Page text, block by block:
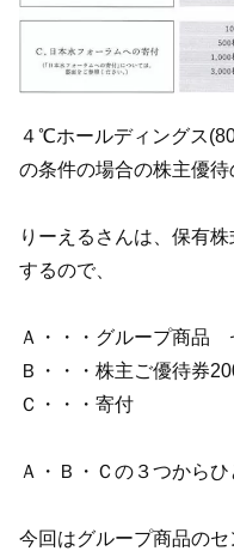
４℃ホールディングス
の条件の場合の株主優待
りーえるさんは、保有
するので、
Ａ・・・グループ商品
Ｂ・・・株主ご優待券
Ｃ・・・寄付
Ａ・Ｂ・Ｃの３つからひ
今回はグループ商品の